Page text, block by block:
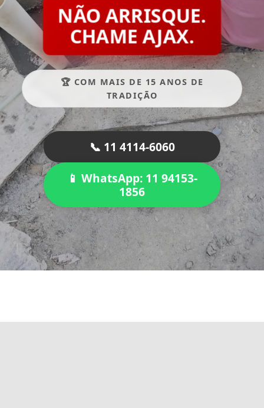
NÃO ARRISQUE.
CHAME AJAX.
🏆 COM MAIS DE 15 ANOS DE
TRADIÇÃO
📞 11 4114-6060
📱 WhatsApp: 11 94153-
1856